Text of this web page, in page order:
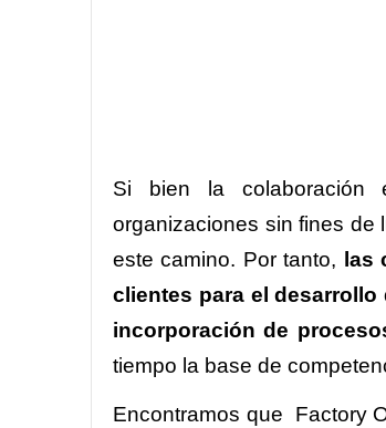
Si bien la colaboración
organizaciones sin fines de
este camino. Por tanto,
las
clientes para el
incorporación de
tiempo la base de
Encontramos que Factory